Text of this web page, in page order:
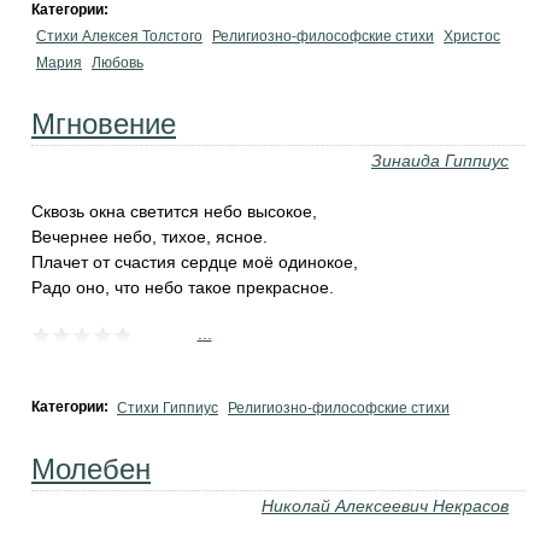
Категории:
Стихи Алексея Толстого
Религиозно-философские стихи
Христос
Мария
Любовь
Мгновение
Зинаида Гиппиус
Сквозь окна светится небо высокое,
Вечернее небо, тихое, ясное.
Плачет от счастия сердце моё одинокое,
Радо оно, что небо такое прекрасное.
Категории: Стихи Гиппиус Религиозно-философские стихи
Молебен
Николай Алексеевич Некрасов